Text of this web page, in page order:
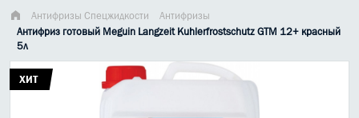
МАСЛО МОТОРНОЕ
ГРУЗОВЫЕ МАСЛА
ГИДРАВЛИЧЕСКИЕ МАСЛА
Антифризы Спецжидкости
Антифризы
Антифриз готовый Meguin Langzeit Kuhlerfrostschutz GTM 12+ красный
5л
ХИТ